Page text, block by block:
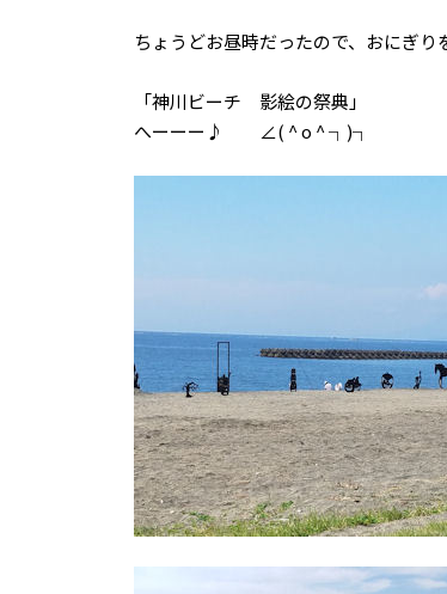
ちょうどお昼時だったので、おにぎり
「神川ビーチ 影絵の祭典」
へーーー♪ ∠( ^ o ^ ┐)┐